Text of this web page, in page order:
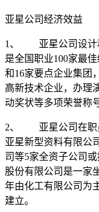
亚星公司经济效益
1、 亚星公司设计和
是全国职业100家最
和16家要点企业集团
高新技术企业，办理
动奖状等多项荣誉称
2、 亚星公司在职员
亚星新型资料有限公
司等5家全资子公司
股份有限公司是一家
年由化工有限公司为
建立。